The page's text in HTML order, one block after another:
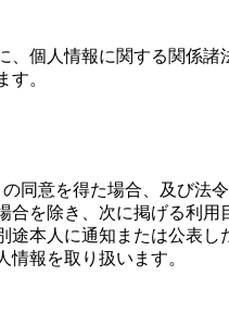
、個人情報に関する関係諸
す。
同意を得た場合、及び法令
合を除き、次に掲げる利用
途本人に通知または公表し
報を取り扱います。